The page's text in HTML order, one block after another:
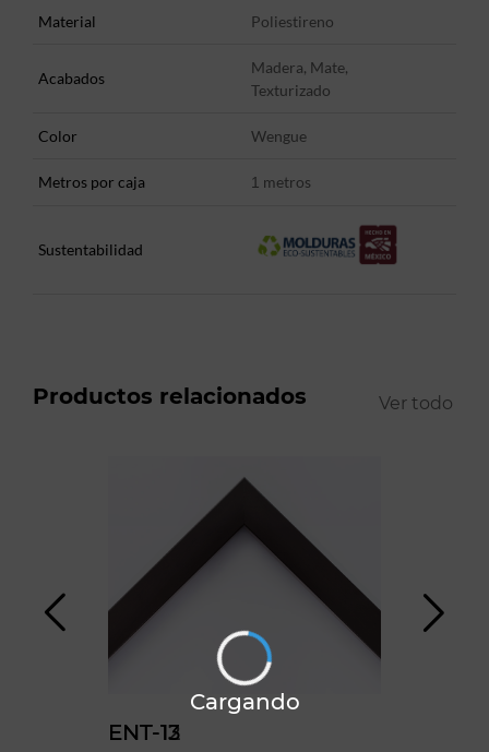
Material Poliestireno
Acabados
Madera, Mate,
Texturizado
Color Wengue
Metros por caja 1 metros
Sustentabilidad
Productos relacionados Ver todo
ENT-12
ENT-13
Cargando